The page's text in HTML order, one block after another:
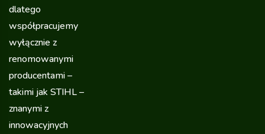
dlatego
współpracujemy
wyłącznie z
renomowanymi
producentami –
takimi jak STIHL –
znanymi z
innowacyjnych